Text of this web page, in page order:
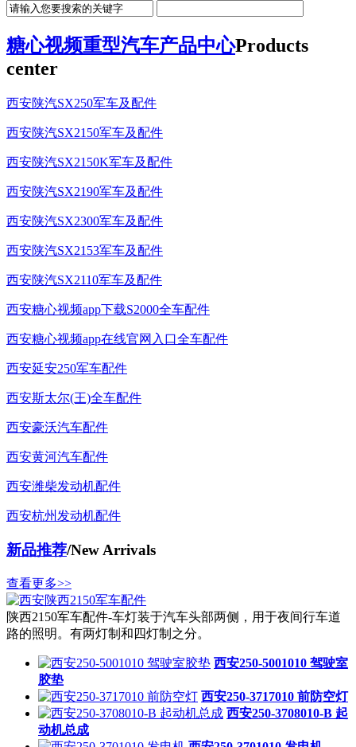
糖心视频重型汽车产品中心Products
center
西安陕汽SX250军车及配件
西安陕汽SX2150军车及配件
西安陕汽SX2150K军车及配件
西安陕汽SX2190军车及配件
西安陕汽SX2300军车及配件
西安陕汽SX2153军车及配件
西安陕汽SX2110军车及配件
西安糖心视频app下载S2000全车配件
西安糖心视频app在线官网入口全车配件
西安延安250军车配件
西安斯太尔(王)全车配件
西安豪沃汽车配件
西安黄河汽车配件
西安潍柴发动机配件
西安杭州发动机配件
新品推荐/New Arrivals
查看更多>>
陕西2150军车配件-车灯装于汽车头部两侧，用于夜间行车道
路的照明。有两灯制和四灯制之分。
西安250-5001010 驾驶室
胶垫
西安250-3717010 前防空灯
西安250-3708010-B 起
动机总成